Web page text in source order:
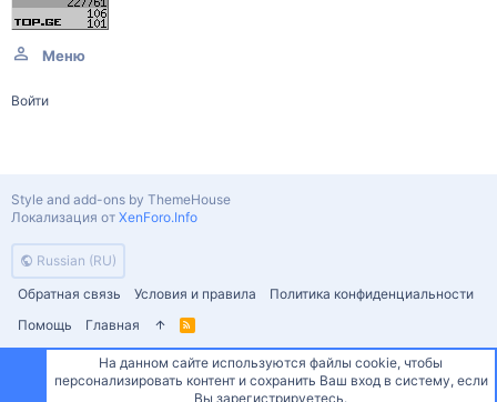
Меню
Войти
Russian (RU)
Обратная связь
Условия и правила
Политика конфиденциальности
Помощь
Главная
R
S
Style and add-ons by ThemeHouse
Локализация от XenForo.Info
СверхуСнизу
На данном сайте используются файлы cookie, чтобы
персонализировать контент и сохранить Ваш вход в систему, если
Вы зарегистрируетесь.